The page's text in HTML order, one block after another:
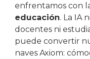
enfrentamos con
educación. La IA
docentes ni
puede convertir
naves Axiom: